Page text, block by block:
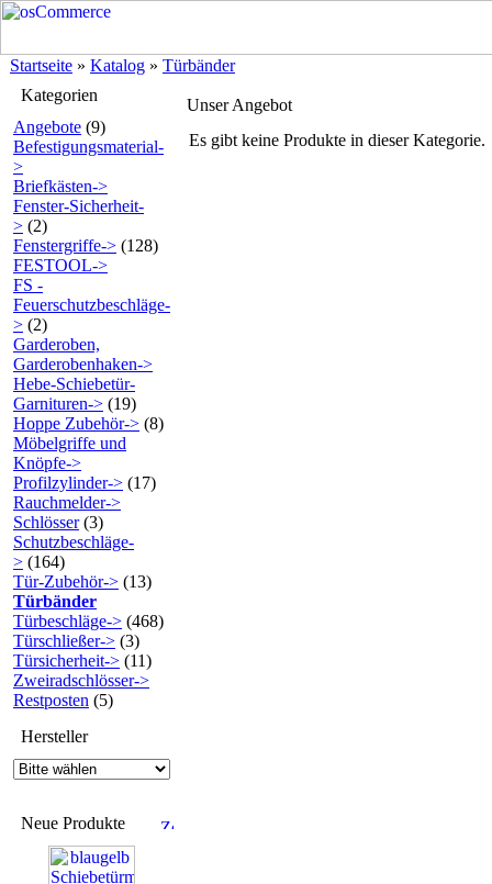
Startseite » Katalog » Türbänder
Kategorien
Angebote (9)
Befestigungsmaterial-
>
Briefkästen->
Fenster-Sicherheit-
> (2)
Fenstergriffe-> (128)
FESTOOL->
FS -
Feuerschutzbeschläge-
> (2)
Garderoben,
Garderobenhaken->
Hebe-Schiebetür-
Garnituren-> (19)
Hoppe Zubehör-> (8)
Möbelgriffe und
Knöpfe->
Profilzylinder-> (17)
Rauchmelder->
Schlösser(3)
Schutzbeschläge-
> (164)
Tür-Zubehör-> (13)
Türbänder
Türbeschläge-> (468)
Türschließer-> (3)
Türsicherheit-> (11)
Zweiradschlösser->
Restposten (5)
Hersteller
Neue Produkte
Unser Angebot
Es gibt keine Produkte in dieser Kategorie.